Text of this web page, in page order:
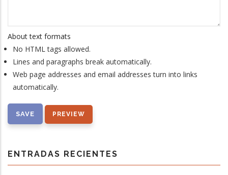
About text formats
No HTML tags allowed.
Lines and paragraphs break automatically.
Web page addresses and email addresses turn into links
automatically.
ENTRADAS RECIENTES